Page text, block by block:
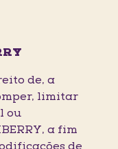
de, a
limitar
ou
a fim